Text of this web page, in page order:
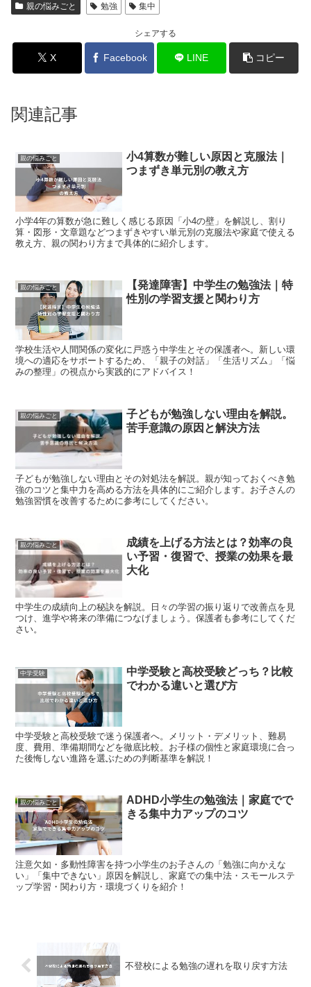
親の悩みごと 勉強 集中
シェアする
X Facebook LINE コピー
関連記事
親の悩みごと
小4算数が難しい原因と克服法｜
つまずき単元別の教え方
小学4年の算数が急に難しく感じる原因「小4の壁」を解説し、割り
算・図形・文章題などつまずきやすい単元別の克服法や家庭で使える
教え方、親の関わり方まで具体的に紹介します。
親の悩みごと
【発達障害】中学生の勉強法｜特
性別の学習支援と関わり方
学校生活や人間関係の変化に戸惑う中学生とその保護者へ。新しい環
境への適応をサポートするため、「親子の対話」「生活リズム」「悩
みの整理」の視点から実践的にアドバイス！
親の悩みごと
子どもが勉強しない理由を解説。
苦手意識の原因と解決方法
子どもが勉強しない理由とその対処法を解説。親が知っておくべき勉
強のコツと集中力を高める方法を具体的にご紹介します。お子さんの
勉強習慣を改善するために参考にしてください。
親の悩みごと
成績を上げる方法とは？効率の良
い予習・復習で、授業の効果を最
大化
中学生の成績向上の秘訣を解説。日々の学習の振り返りで改善点を見
つけ、進学や将来の準備につなげましょう。保護者も参考にしてくだ
さい。
中学受験
中学受験と高校受験どっち？比較
でわかる違いと選び方
中学受験と高校受験で迷う保護者へ。メリット・デメリット、難易
度、費用、準備期間などを徹底比較。お子様の個性と家庭環境に合っ
た後悔しない進路を選ぶための判断基準を解説！
親の悩みごと
ADHD小学生の勉強法｜家庭でで
きる集中力アップのコツ
注意欠如・多動性障害を持つ小学生のお子さんの「勉強に向かえな
い」「集中できない」原因を解説し、家庭での集中法・スモールステ
ップ学習・関わり方・環境づくりを紹介！
不登校による勉強の遅れを取り戻す方法